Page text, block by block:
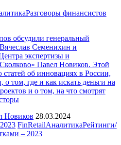
Разговоры финансистов
обсудили генеральный
Семенихин и
экспертизы и
Павел Новиков. Этой
об инновациях в России,
том, где и как искать деньги на
и о том, на что смотрят
Новиков 28.03.2024
FinRetailАналитикаРейтинги/
– 2023